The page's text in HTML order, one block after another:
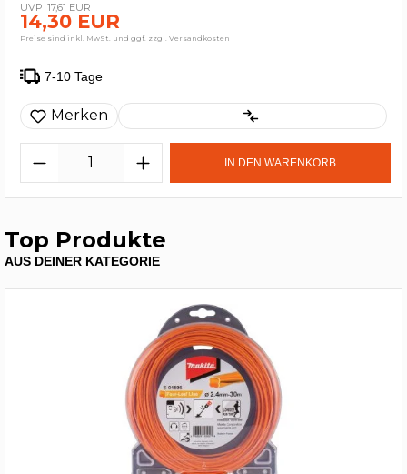
17,61 EUR
14,30 EUR
Preise sind inkl. MwSt. und ggf. zzgl. Versandkosten
7-10 Tage
Merken
IN DEN WARENKORB
Top Produkte
AUS DEINER KATEGORIE